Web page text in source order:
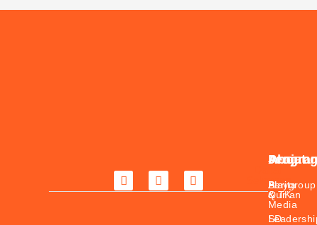
About
Berita
&
Media
Playgroup
& TK
SD
Al-
Qur’an
Sekarang